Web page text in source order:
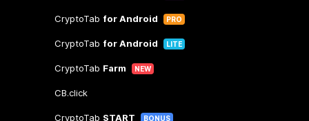
CryptoTab for Android PRO
CryptoTab for Android LITE
CryptoTab Farm NEW
CB.click
CryptoTab START BONUS